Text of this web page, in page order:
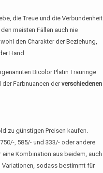
die Treue und die Verbundenheit
meisten Fällen auch nie
den Charakter der Beziehung,
Hand.
Bicolor Platin Trauringe
Farbnuancen derverschiedenen
zu günstigen Preisen kaufen.
, 585/- und 333/- oder andere
Kombination aus beidem, auch
Variationen, sodass bestimmt für